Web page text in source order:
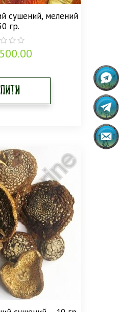
сушений, мелений
гр.
500.00